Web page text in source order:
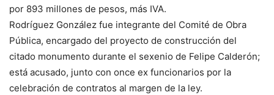
por 893 millones de pesos, más IVA.
Rodríguez González fue integrante del Comité de Obra
Pública, encargado del proyecto de construcción del
citado monumento durante el sexenio de Felipe Calderón;
está acusado, junto con once ex funcionarios por la
celebración de contratos al margen de la ley.